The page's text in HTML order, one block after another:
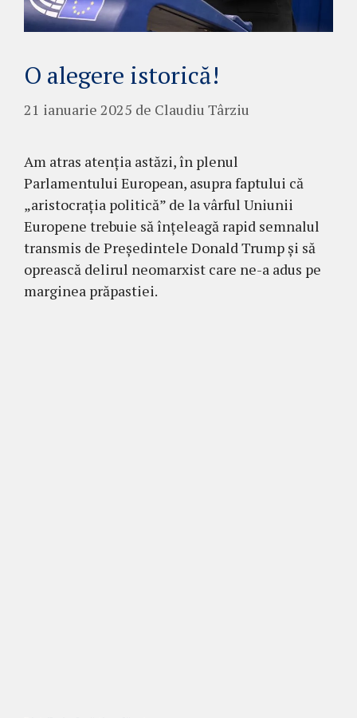
O alegere istorică!
21 ianuarie 2025 de Claudiu Târziu
Am atras atenția astăzi, în plenul
Parlamentului European, asupra faptului că
„aristocrația politică” de la vârful Uniunii
Europene trebuie să înțeleagă rapid semnalul
transmis de Președintele Donald Trump și să
oprească delirul neomarxist care ne-a adus pe
marginea prăpastiei.